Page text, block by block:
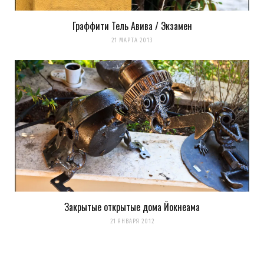
Граффити Тель Авива / Экзамен
21 МАРТА 2013
Закрытые открытые дома Йокнеама
21 ЯНВАРЯ 2012